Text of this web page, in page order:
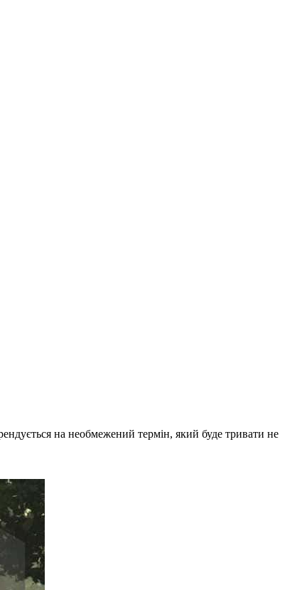
на необмежений термін, який буде тривати не